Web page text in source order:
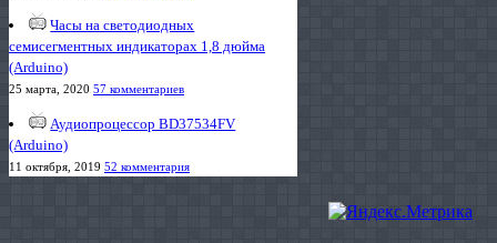
Часы на светодиодных
семисегментных индикаторах 1,8 дюйма
(Arduino)
25 марта, 2020 57 комментариев
Аудиопроцессор BD37534FV
(Arduino)
11 октября, 2019 52 комментария